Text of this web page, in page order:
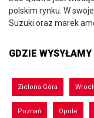
polskim rynku. W
Suzuki oraz marek
GDZIE
Zielona Góra
Poznań Opole